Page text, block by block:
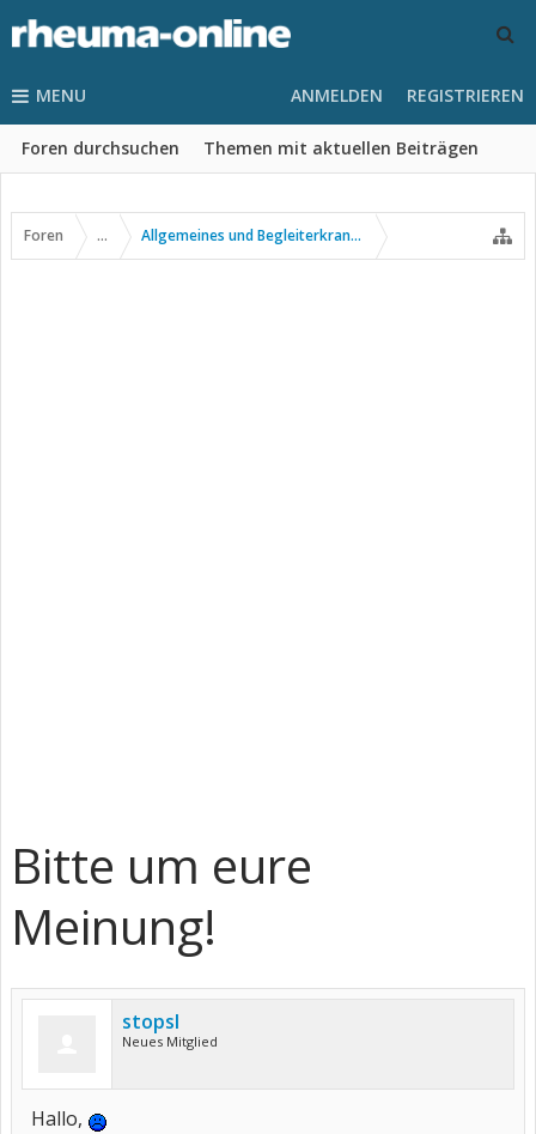
MENU
Foren durchsuchen Themen mit aktuellen Beiträgen
ANMELDEN REGISTRIEREN
Foren ... Allgemeines und Begleiterkrankungen
Bitte um eure
Meinung!
stopsl
Neues Mitglied
Hallo,